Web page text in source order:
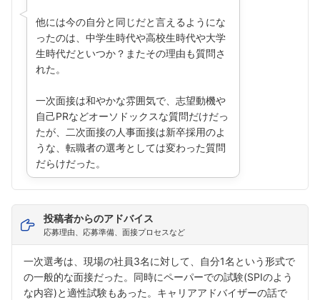
フォローしました
他には今の自分と同じだと言えるようにな
ったのは、中学生時代や高校生時代や大学
生時代だといつか？またその理由も質問さ
れた。
一次面接は和やかな雰囲気で、志望動機や
自己PRなどオーソドックスな質問だけだっ
たが、二次面接の人事面接は新卒採用のよ
うな、転職者の選考としては変わった質問
だらけだった。
投稿者からのアドバイス
応募理由、応募準備、面接プロセスなど
一次選考は、現場の社員3名に対して、自分1名という形式で
の一般的な面接だった。同時にペーパーでの試験(SPIのよう
な内容)と適性試験もあった。キャリアアドバイザーの話で